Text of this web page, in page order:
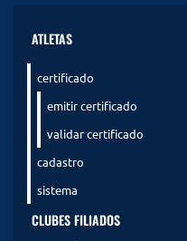
ATLETAS
certificado
emitir certificado
validar certificado
cadastro
sistema
CLUBES FILIADOS